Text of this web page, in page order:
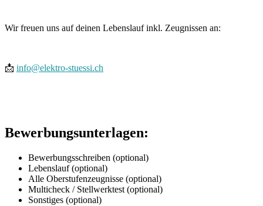
Wir freuen uns auf deinen Lebenslauf inkl. Zeugnissen an:
📩 info@elektro-stuessi.ch
Bewerbungsunterlagen:
Bewerbungsschreiben (optional)
Lebenslauf (optional)
Alle Oberstufenzeugnisse (optional)
Multicheck / Stellwerktest (optional)
Sonstiges (optional)